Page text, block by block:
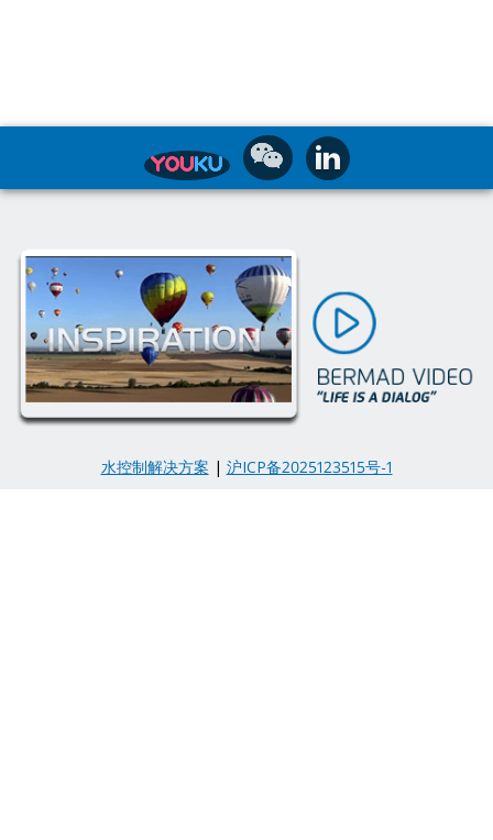
水控制解决方案 | 沪ICP备2025123515号-1